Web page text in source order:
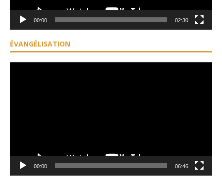
00:00 02:30
ÉVANGÉLISATION
00:00 06:46